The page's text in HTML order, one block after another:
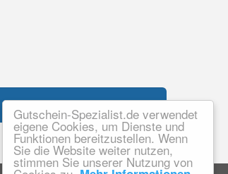
Gutschein-Spezialist.de verwendet
eigene Cookies, um Dienste und
Funktionen bereitzustellen. Wenn
Sie die Website weiter nutzen,
stimmen Sie unserer Nutzung von